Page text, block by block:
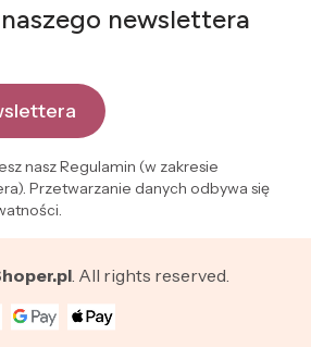
newslettera
nasz Regulamin (w zakresie
Przetwarzanie danych odbywa się
. All rights reserved.